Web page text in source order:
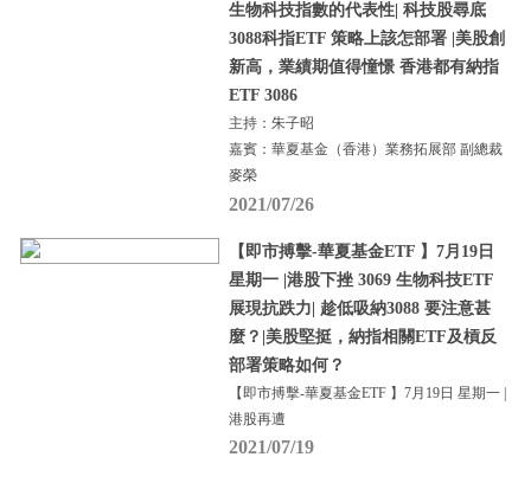
生物科技指數的代表性| 科技股尋底
3088科指ETF 策略上該怎部署 |美股創
新高，業績期值得憧憬 香港都有納指
ETF 3086
主持：朱子昭
嘉賓：華夏基金（香港）業務拓展部 副總裁
麥榮
2021/07/26
【即市搏擊-華夏基金ETF 】7月19日
星期一 |港股下挫 3069 生物科技ETF
展現抗跌力| 趁低吸納3088 要注意甚
麼？|美股堅挺，納指相關ETF及槓反
部署策略如何？
【即市搏擊-華夏基金ETF 】7月19日 星期一 |
港股再遭
2021/07/19